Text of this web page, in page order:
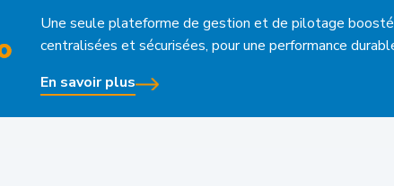
Une seule plateforme de gestion et de pilotage
centralisées et sécurisées, pour une performance
En savoir plus